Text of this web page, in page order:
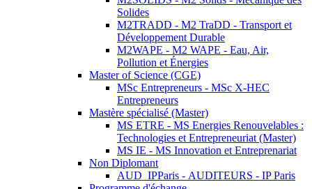
Solides
M2TRADD - M2 TraDD - Transport et
Développement Durable
M2WAPE - M2 WAPE - Eau, Air,
Pollution et Énergies
Master of Science (CGE)
MSc Entrepreneurs - MSc X-HEC
Entrepreneurs
Mastère spécialisé (Master)
MS ETRE - MS Energies Renouvelables :
Technologies et Entrepreneuriat (Master)
MS IE - MS Innovation et Entreprenariat
Non Diplomant
AUD_IPParis - AUDITEURS - IP Paris